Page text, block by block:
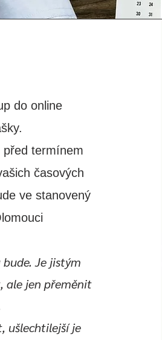
do online
před termínem
časových
ve stanovený
bude. Je jistým
ale jen přeměnit
ušlechtilejší je